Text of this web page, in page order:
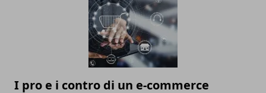
I pro e i contro di un e-commerce